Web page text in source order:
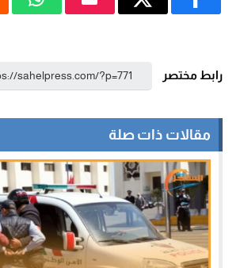
رابط مختصر
مقالات ذات صلة